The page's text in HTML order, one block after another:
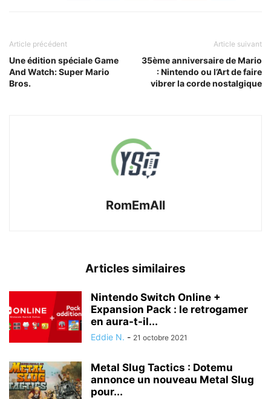
Article précédent
Une édition spéciale Game
And Watch: Super Mario
Bros.
Article suivant
35ème anniversaire de Mario
: Nintendo ou l’Art de faire
vibrer la corde nostalgique
RomEmAll
Articles similaires
Nintendo Switch Online +
Expansion Pack : le retrogamer
en aura-t-il...
Eddie N. - 21 octobre 2021
Metal Slug Tactics : Dotemu
annonce un nouveau Metal Slug
pour...